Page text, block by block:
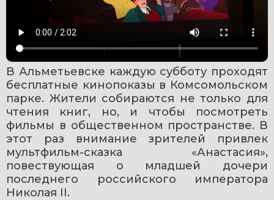
В Альметьевске каждую субботу проходят
бесплатные кинопоказы в Комсомольском
парке. Жители собираются не только для
чтения книг, но, и чтобы посмотреть
фильмы в общественном пространстве. В
этот раз внимание зрителей привлек
мультфильм-сказка «Анастасия»,
повествующая о младшей дочери
последнего российского императора
Николая II.